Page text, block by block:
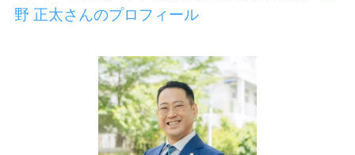
野 正太さんのプロフィール